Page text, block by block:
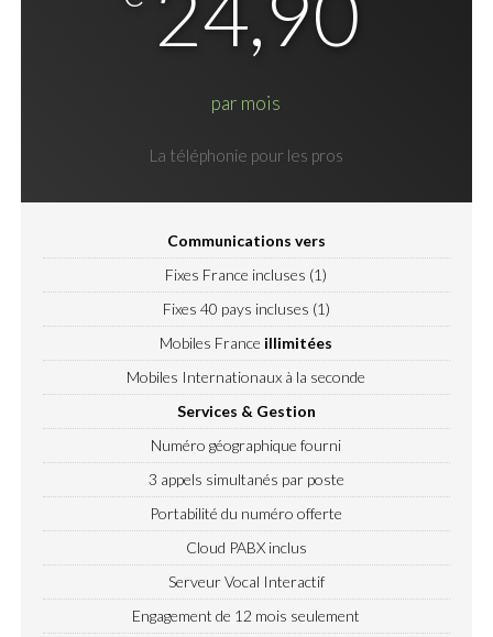
par mois
La téléphonie pour les pros
Communications vers
Fixes France incluses (1)
Fixes 40 pays incluses (1)
Mobiles France illimitées
Mobiles Internationaux à la seconde
Services & Gestion
Numéro géographique fourni
3 appels simultanés par poste
Portabilité du numéro offerte
Cloud PABX inclus
Serveur Vocal Interactif
Engagement de 12 mois seulement